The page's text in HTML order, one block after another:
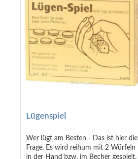
Lügenspiel
Wer lügt am Besten - Das ist hier die
Frage. Es wird reihum mit 2 Würfeln
in der Hand bzw. im Becher gespielt.